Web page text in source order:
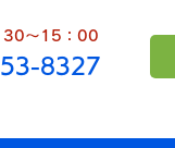
30～15：00
8327